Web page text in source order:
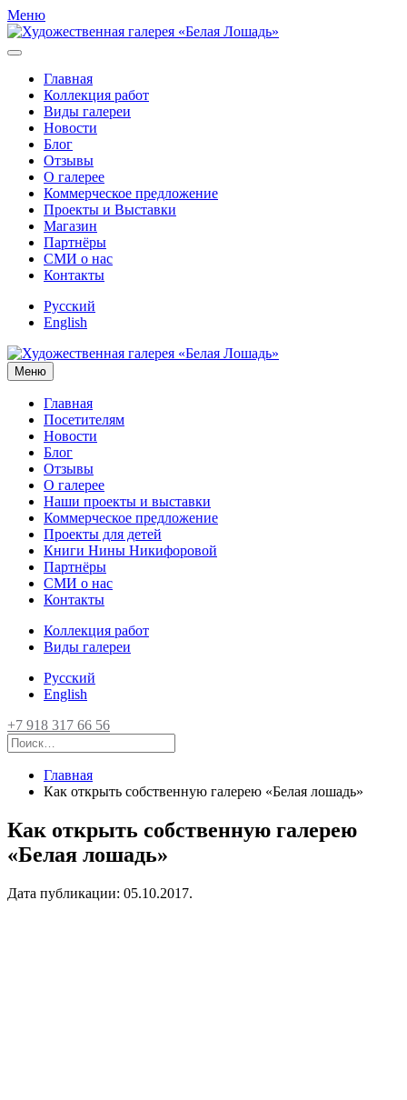
Меню
Главная
Коллекция работ
Виды галереи
Новости
Блог
Отзывы
О галерее
Коммерческое предложение
Проекты и Выставки
Магазин
Партнёры
СМИ о нас
Контакты
Русский
English
Меню
Главная
Посетителям
Новости
Блог
Отзывы
О галерее
Наши проекты и выставки
Коммерческое предложение
Проекты для детей
Книги Нины Никифоровой
Партнёры
СМИ о нас
Контакты
Коллекция работ
Виды галереи
Русский
English
+7 918 317 66 56
Главная
Как открыть собственную галерею «Белая лошадь»
Как открыть собственную галерею
«Белая лошадь»
Дата публикации: 05.10.2017.